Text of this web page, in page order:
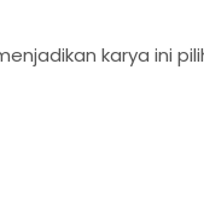
karya ini